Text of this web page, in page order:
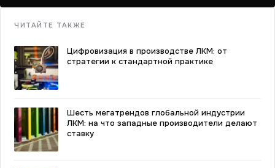
ЧИТАЙТЕ ТАКЖЕ
Цифровизация в производстве ЛКМ: от
стратегии к стандартной практике
Шесть мегатрендов глобальной индустрии
ЛКМ: на что западные производители делают
ставку